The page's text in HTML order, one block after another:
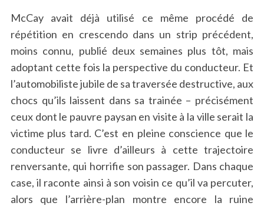
McCay avait déjà utilisé ce même procédé de
répétition en crescendo dans un strip précédent,
moins connu, publié deux semaines plus tôt, mais
adoptant cette fois la perspective du conducteur. Et
l’automobiliste jubile de sa traversée destructive, aux
chocs qu’ils laissent dans sa trainée – précisément
ceux dont le pauvre paysan en visite à la ville serait la
victime plus tard. C’est en pleine conscience que le
conducteur se livre d’ailleurs à cette trajectoire
renversante, qui horrifie son passager. Dans chaque
case, il raconte ainsi à son voisin ce qu’il va percuter,
alors que l’arrière-plan montre encore la ruine